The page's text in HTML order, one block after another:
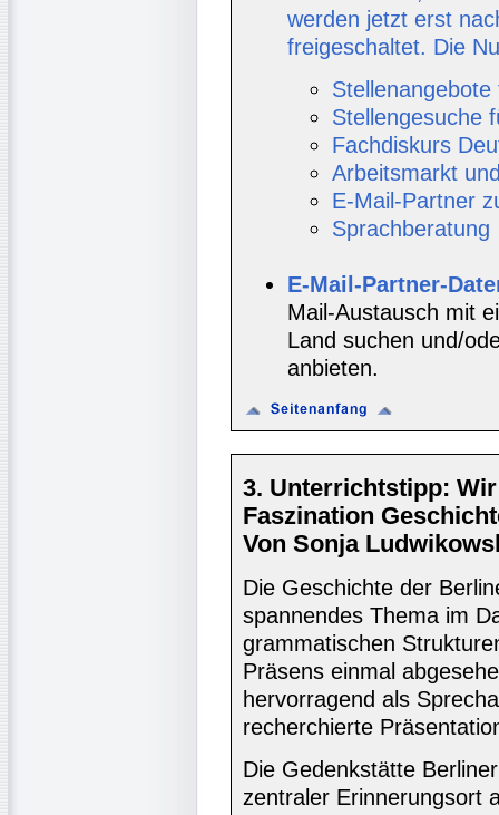
werden jetzt erst
freigeschaltet. Die
Stellengesuche
Fachdiskurs
Arbeitsmarkt
E-Mail-Partner
Sprachberatung
E-Mail-Partner-
Mail-Austausch mit
Land suchen und/
anbieten.
3. Unterrichtstipp:
Faszination
Von Sonja
Die Geschichte der
spannendes Thema im
grammatischen
Präsens einmal
hervorragend als
recherchierte
Die Gedenkstätte
zentraler Erinnerungsort